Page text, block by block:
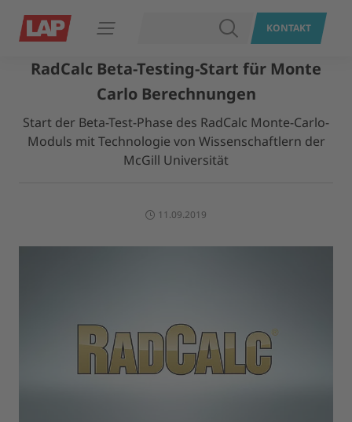
Navigation öffnen SUCHENKONTAKT
RadCalc Beta-Testing-Start für Monte
Carlo Berechnungen
Start der Beta-Test-Phase des RadCalc Monte-Carlo-
Moduls mit Technologie von Wissenschaftlern der
McGill Universität
11.09.2019